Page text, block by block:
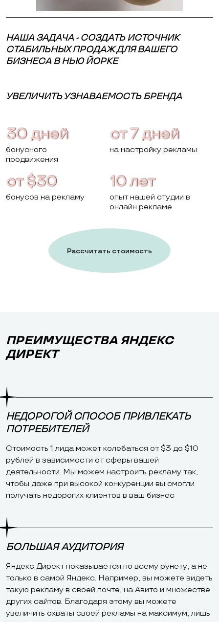
НАША ЗАДАЧА - СОЗДАТЬ ИСТОЧНИК
СТАБИЛЬНЫХ ПРОДАЖ ДЛЯ ВАШЕГО
БИЗНЕСА В НЬЮ ЙОРКЕ
УВЕЛИЧИТЬ УЗНАВАЕМОСТЬ БРЕНДА
30 дней
бонусного
продвижения
от 7 дней
на настройку рекламы
от $30
бонусов на рекламу
10 лет
опыт нашей студии в
онлайн рекламе
Рассчитать стоимость
ПРЕИМУЩЕСТВА ЯНДЕКС
ДИРЕКТ
НЕДОРОГОЙ СПОСОБ ПРИВЛЕКАТЬ
ПОТРЕБИТЕЛЕЙ
Стоимость 1 лида может колебаться от $3 до $10
рублей в зависимости от сферы вашей
деятельности. Мы можем настроить рекламу так,
чтобы даже при высокой конкуренции вы смогли
получать недорогих клиентов в ваш бизнес
БОЛЬШАЯ АУДИТОРИЯ
Яндекс Директ показывается по всему рунету, а не
только в самой Яндекс. Например, вы можете видеть
такую рекламу в своей почте, на Авито и множестве
других сайтов. Благодаря этому вы можете
увеличить охваты своей рекламы на максимум, лишь